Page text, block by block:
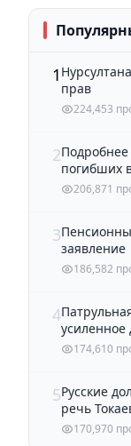
1
прав
224,453
2
погибших
206,871
3
заявление
186,582
4
усиленное
174,610
5Русские
речь
170,970